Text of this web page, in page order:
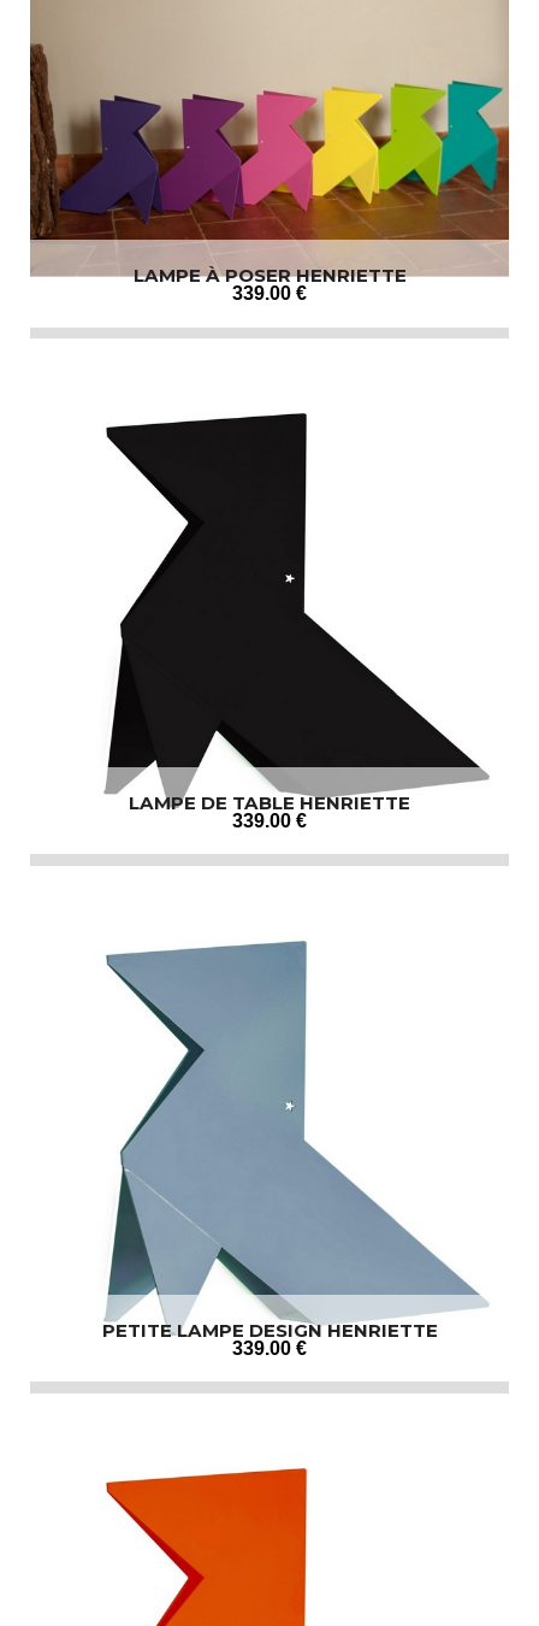
LAMPE À POSER HENRIETTE
339.00 €
LAMPE DE TABLE HENRIETTE
339.00 €
PETITE LAMPE DESIGN HENRIETTE
339.00 €